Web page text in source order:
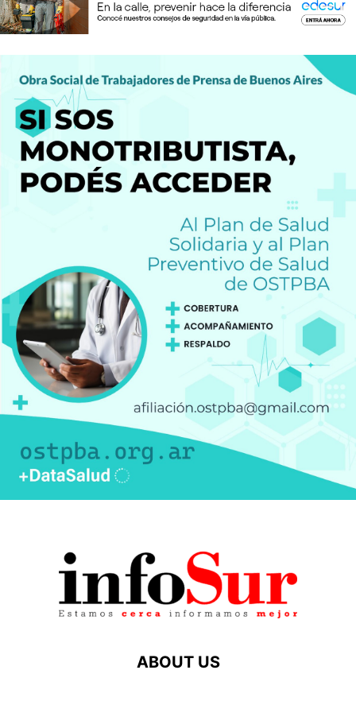
ABOUT US